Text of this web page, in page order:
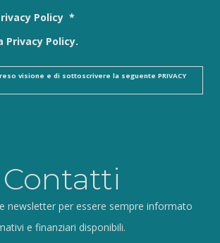
Contatti
newsletter per essere sempre informato
e finanziari disponibili.
Policy *
Privacy Policy.
visione e di sottoscrivere la seguente PRIVACY